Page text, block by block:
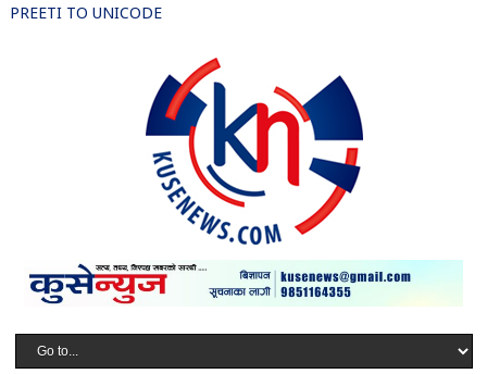
PREETI TO UNICODE